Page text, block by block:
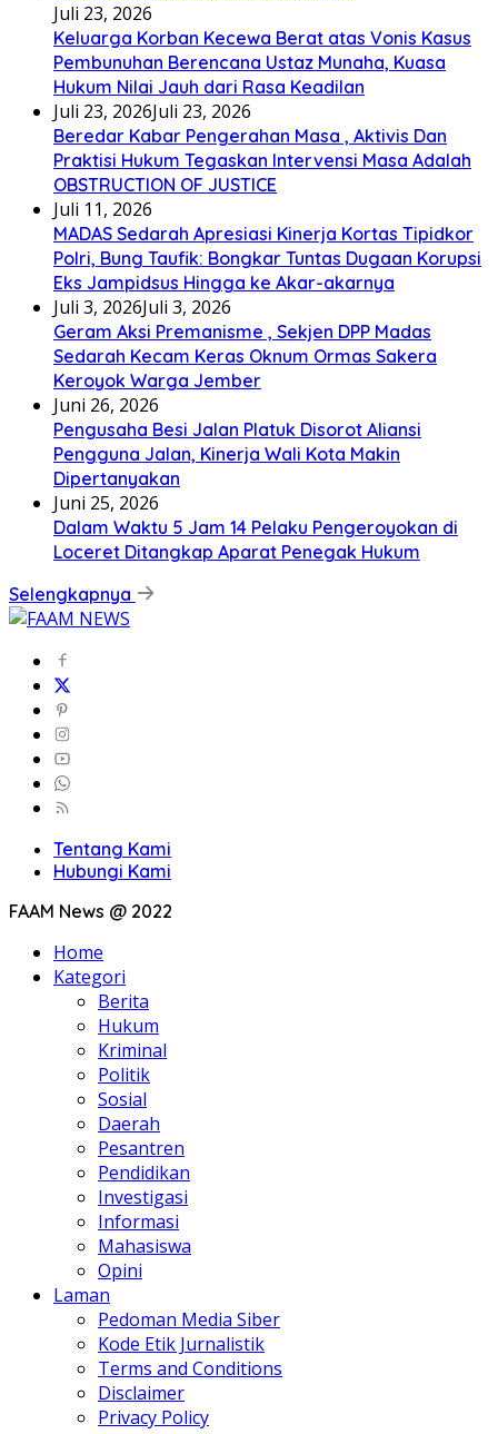
Juli 23, 2026
Keluarga Korban Kecewa Berat atas Vonis Kasus
Pembunuhan Berencana Ustaz Munaha, Kuasa
Hukum Nilai Jauh dari Rasa Keadilan
Juli 23, 2026Juli 23, 2026
Beredar Kabar Pengerahan Masa , Aktivis Dan
Praktisi Hukum Tegaskan Intervensi Masa Adalah
OBSTRUCTION OF JUSTICE
Juli 11, 2026
MADAS Sedarah Apresiasi Kinerja Kortas Tipidkor
Polri, Bung Taufik: Bongkar Tuntas Dugaan Korupsi
Eks Jampidsus Hingga ke Akar-akarnya
Juli 3, 2026Juli 3, 2026
Geram Aksi Premanisme , Sekjen DPP Madas
Sedarah Kecam Keras Oknum Ormas Sakera
Keroyok Warga Jember
Juni 26, 2026
Pengusaha Besi Jalan Platuk Disorot Aliansi
Pengguna Jalan, Kinerja Wali Kota Makin
Dipertanyakan
Juni 25, 2026
Dalam Waktu 5 Jam 14 Pelaku Pengeroyokan di
Loceret Ditangkap Aparat Penegak Hukum
Selengkapnya
Tentang Kami
Hubungi Kami
FAAM News @ 2022
Home
Kategori
Berita
Hukum
Kriminal
Politik
Sosial
Daerah
Pesantren
Pendidikan
Investigasi
Informasi
Mahasiswa
Opini
Laman
Pedoman Media Siber
Kode Etik Jurnalistik
Terms and Conditions
Disclaimer
Privacy Policy